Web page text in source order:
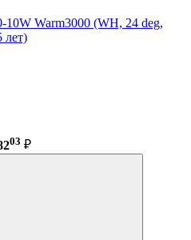
Warm3000 (WH, 24 deg,
лет)
03 ₽